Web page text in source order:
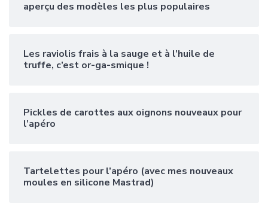
aperçu des modèles les plus populaires
Les raviolis frais à la sauge et à l’huile de
truffe, c’est or-ga-smique !
Pickles de carottes aux oignons nouveaux pour
l’apéro
Tartelettes pour l’apéro (avec mes nouveaux
moules en silicone Mastrad)